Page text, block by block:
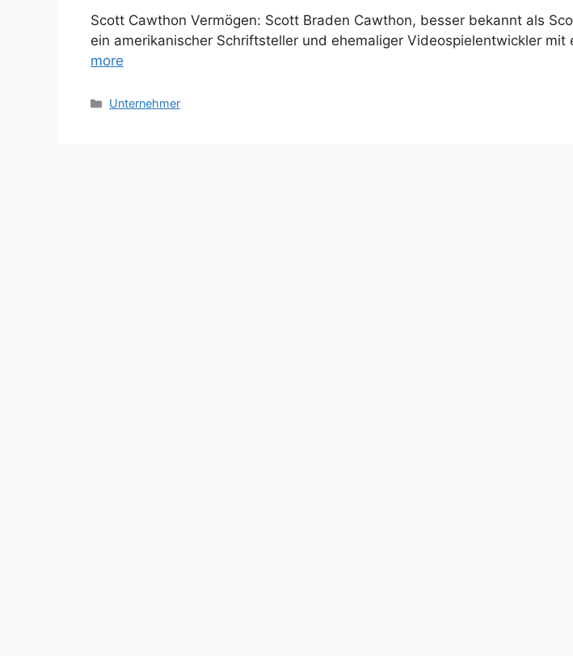
Scott Cawthon Vermögen: Scott Braden Cawthon, besser bekannt als
ein amerikanischer Schriftsteller und ehemaliger Videospielentwickler mit
more
Categories
Unternehmer